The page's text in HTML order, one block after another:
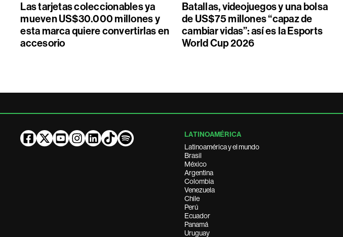
Las tarjetas coleccionables ya
mueven US$30.000 millones y
esta marca quiere convertirlas en
accesorio
Batallas, videojuegos y una bolsa
de US$75 millones “capaz de
cambiar vidas”: así es la Esports
World Cup 2026
LATINOAMÉRICA
Latinoamérica y el mundo
Brasil
México
Argentina
Colombia
Venezuela
Chile
Perú
Ecuador
Panamá
Uruguay